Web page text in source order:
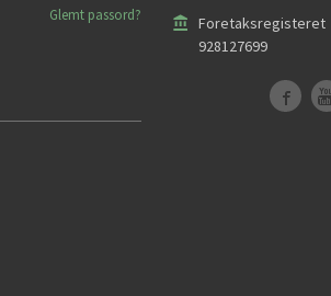
Glemt passord?
Foretaksregisteret
928127699